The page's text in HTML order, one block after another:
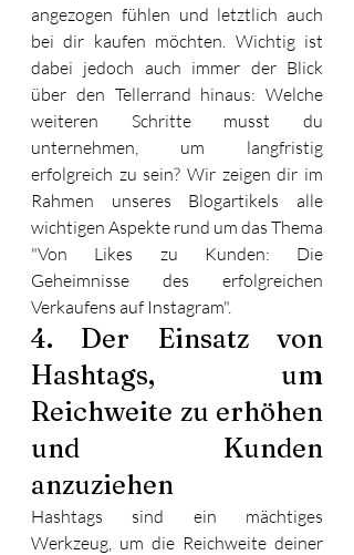
angezogen fühlen und letztlich auch
bei dir kaufen möchten. Wichtig ist
dabei jedoch auch immer der Blick
über den Tellerrand hinaus: Welche
weiteren Schritte musst du
unternehmen, um langfristig
erfolgreich zu sein? Wir zeigen dir im
Rahmen unseres Blogartikels alle
wichtigen Aspekte rund um das Thema
"Von Likes zu Kunden: Die
Geheimnisse des erfolgreichen
Verkaufens auf Instagram".
4. Der Einsatz von
Hashtags, um
Reichweite zu erhöhen
und Kunden
anzuziehen
Hashtags sind ein mächtiges
Werkzeug, um die Reichweite deiner